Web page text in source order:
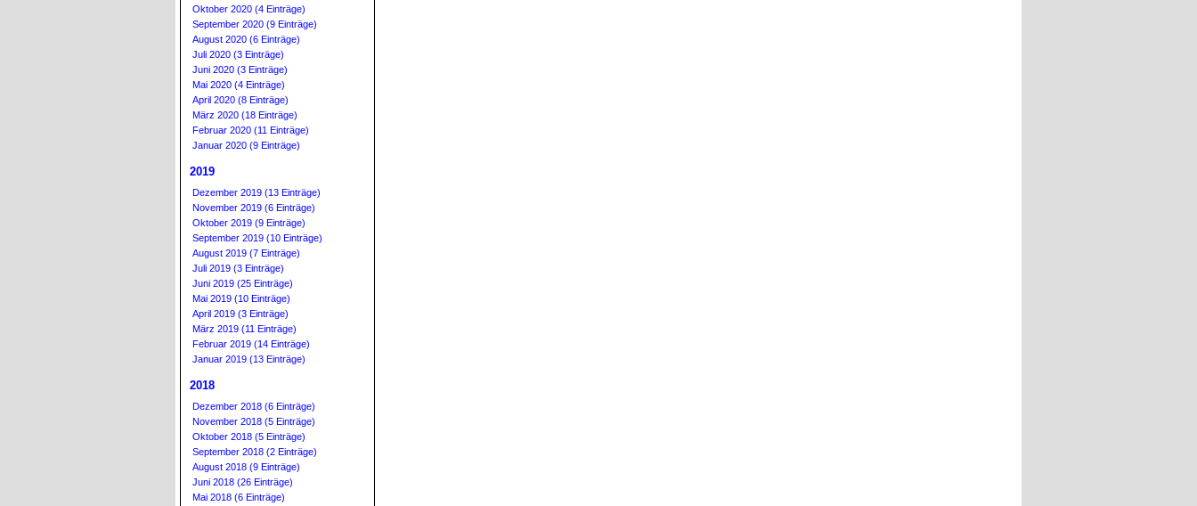
Oktober 2020 (4 Einträge)
September 2020 (9 Einträge)
August 2020 (6 Einträge)
Juli 2020 (3 Einträge)
Juni 2020 (3 Einträge)
Mai 2020 (4 Einträge)
April 2020 (8 Einträge)
März 2020 (18 Einträge)
Februar 2020 (11 Einträge)
Januar 2020 (9 Einträge)
2019
Dezember 2019 (13 Einträge)
November 2019 (6 Einträge)
Oktober 2019 (9 Einträge)
September 2019 (10 Einträge)
August 2019 (7 Einträge)
Juli 2019 (3 Einträge)
Juni 2019 (25 Einträge)
Mai 2019 (10 Einträge)
April 2019 (3 Einträge)
März 2019 (11 Einträge)
Februar 2019 (14 Einträge)
Januar 2019 (13 Einträge)
2018
Dezember 2018 (6 Einträge)
November 2018 (5 Einträge)
Oktober 2018 (5 Einträge)
September 2018 (2 Einträge)
August 2018 (9 Einträge)
Juni 2018 (26 Einträge)
Mai 2018 (6 Einträge)